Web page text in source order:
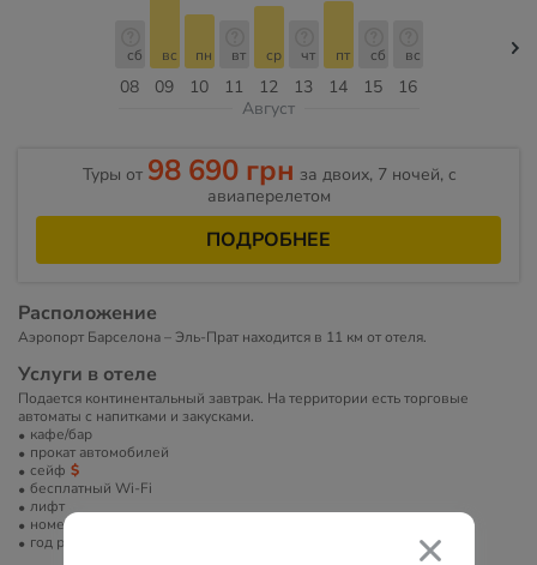
08
сб
09
вс
10
пн
11
вт
12
ср
13
чт
14
пт
15
сб
16
вс
Август
Туры от 98 690 грн за двоих, 7 ночей, c
авиаперелетом
ПОДРОБНЕЕ
Расположение
Аэропорт Барселона – Эль-Прат находится в 11 км от отеля.
Услуги в отеле
Подается континентальный завтрак. На территории есть торговые
автоматы с напитками и закусками.
кафе/бар
прокат автомобилей
сейф
бесплатный Wi-Fi
лифт
номера для некурящих
год реновации